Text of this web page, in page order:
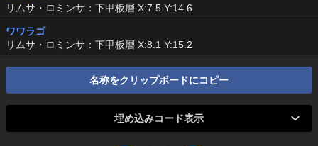
リムサ・ロミンサ：下甲板層 X:7.5 Y:14.6
ワワラゴ
リムサ・ロミンサ：下甲板層 X:8.1 Y:15.2
名称をクリップボードにコピー
埋め込みコード表示